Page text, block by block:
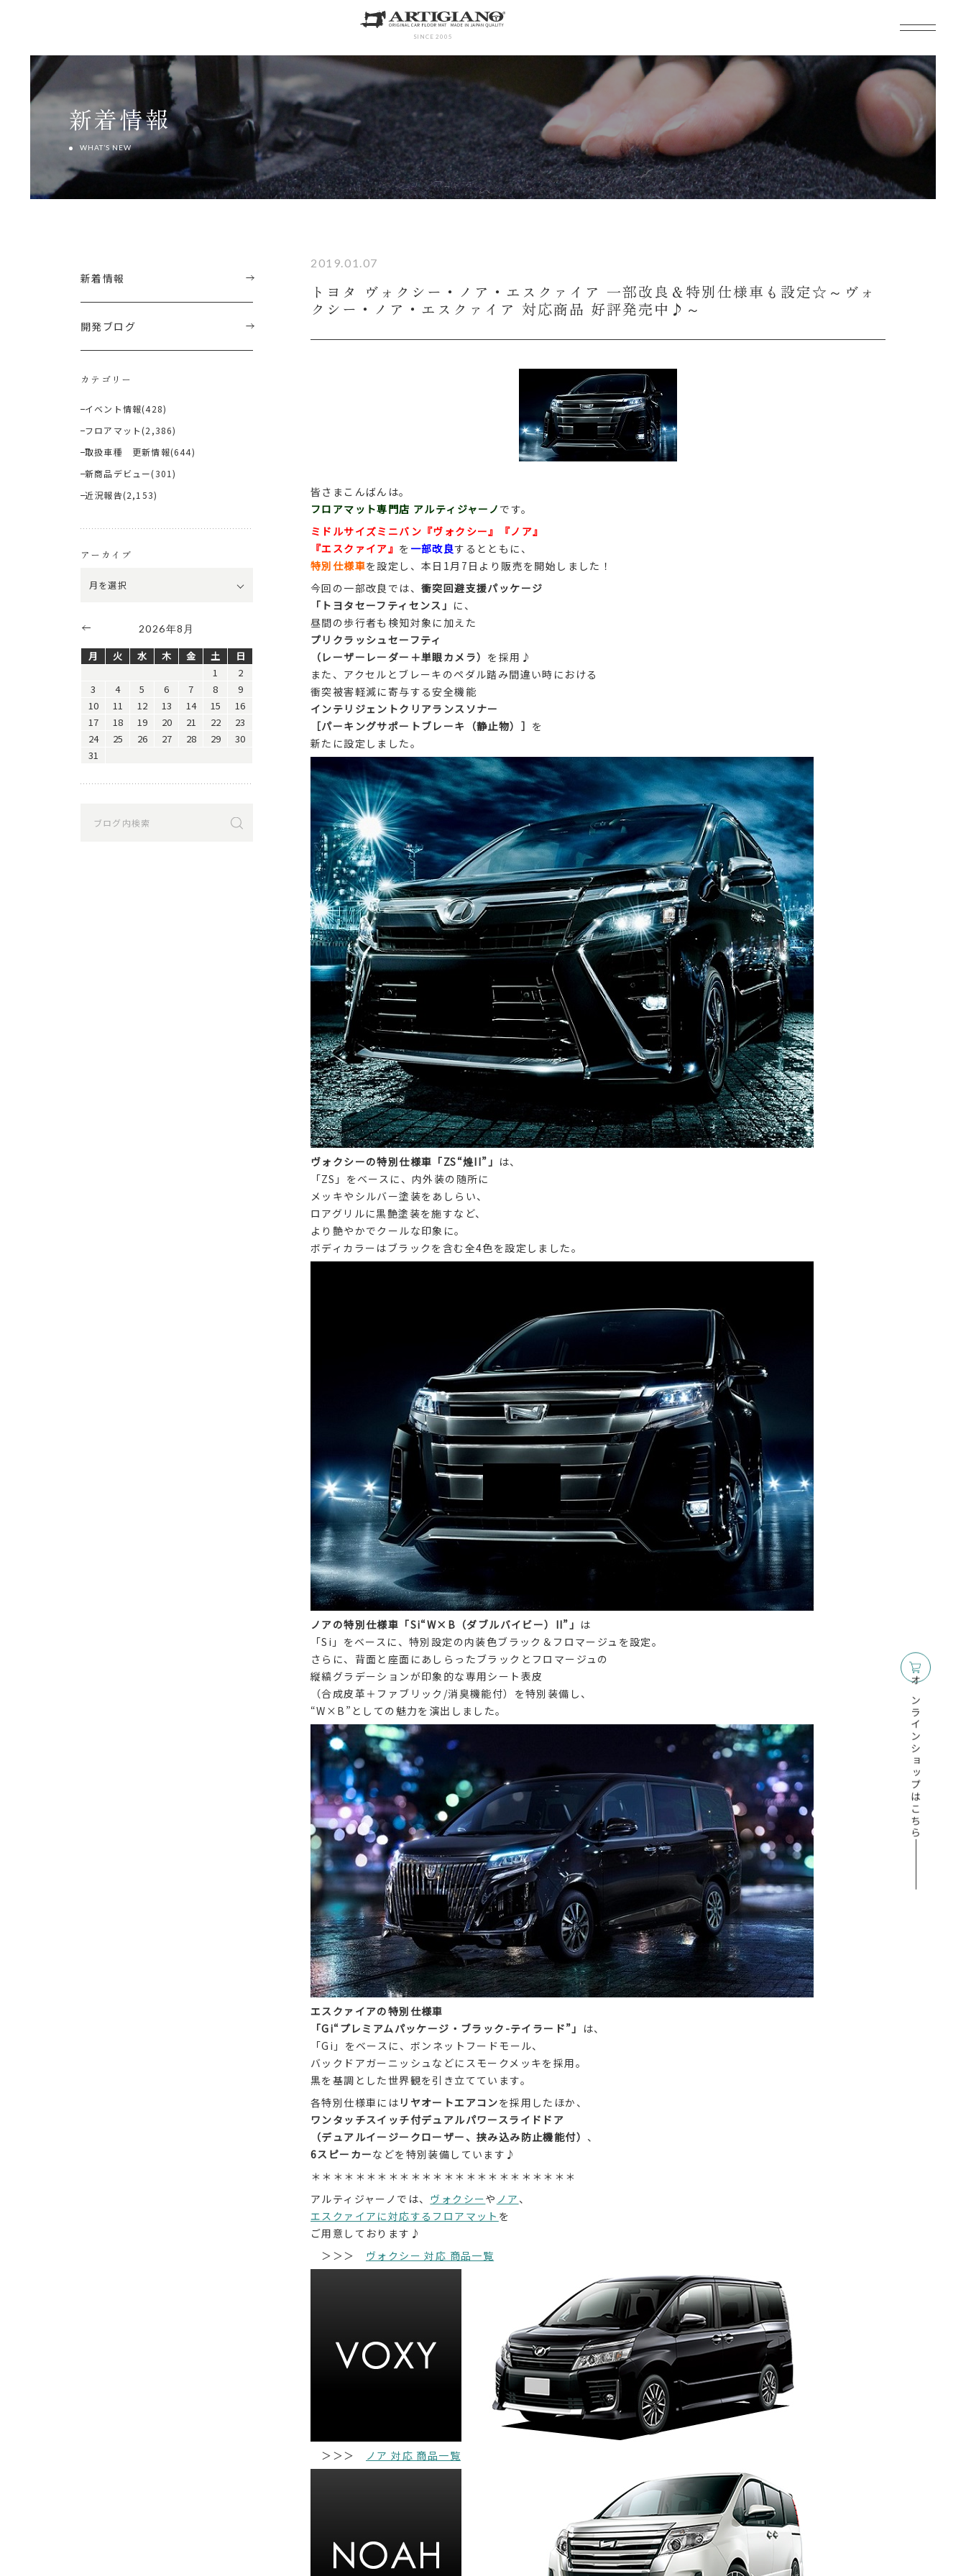
SINCE 2005
新着情報
WHAT’S NEW
2019.01.07
トヨタ ヴォクシー・ノア・エスクァイア 一部改良＆特別仕様車も設定☆～ヴォ
クシー・ノア・エスクァイア 対応商品 好評発売中♪～
皆さまこんばんは。
フロアマット専門店 アルティジャーノ です。
ミドルサイズミニバン『ヴォクシー』『ノア』
『エスクァイア』 を 一部改良するとともに、
特別仕様車を設定し、本日1月7日より販売を開始しました！
今回の一部改良では、 衝突回避支援パッケージ
「トヨタセーフティセンス」 に、
昼間の歩行者も検知対象に加えた
プリクラッシュセーフティ
（レーザーレーダー＋単眼カメラ） を採用♪
また、アクセルとブレーキのペダル踏み間違い時における
衝突被害軽減に寄与する安全機能
インテリジェントクリアランスソナー
［パーキングサポートブレーキ（静止物）］ を
新たに設定しました。
ヴォクシーの特別仕様車「ZS“煌II”」 は、
「ZS」をベースに、内外装の随所に
メッキやシルバー塗装をあしらい、
ロアグリルに黒艶塗装を施すなど、
より艶やかでクールな印象に。
ボディカラーはブラックを含む全4色を設定しました。
ノアの特別仕様車「Si“W×B（ダブルバイビー）II”」 は
「Si」をベースに、特別設定の内装色ブラック＆フロマージュを設定。
さらに、背面と座面にあしらったブラックとフロマージュの
縦縞グラデーションが印象的な専用シート表皮
（合成皮革＋ファブリック/消臭機能付）を特別装備し、
“W×B”としての魅力を演出しました。
エスクァイアの特別仕様車
「Gi“プレミアムパッケージ・ブラック-テイラード”」 は、
「Gi」をベースに、ボンネットフードモール、
バックドアガーニッシュなどにスモークメッキを採用。
黒を基調とした世界観を引き立てています。
各特別仕様車には リヤオートエアコンを採用したほか、
ワンタッチスイッチ付デュアルパワースライドドア
（デュアルイージークローザー、挟み込み防止機能付） 、
6スピーカーなどを特別装備しています♪
＊＊＊＊＊＊＊＊＊＊＊＊＊＊＊＊＊＊＊＊＊＊＊＊
アルティジャーノでは、 ヴォクシーや ノア 、
エスクァイアに対応するフロアマット を
ご用意しております♪
＞＞＞ ヴォクシー 対応 商品一覧
＞＞＞ ノア 対応 商品一覧
新着情報
開発ブログ
カテゴリー
イベント情報(428)
フロアマット (2,386)
取扱車種 更新情報(644)
新商品デビュー(301)
近況報告(2,153)
アーカイブ
2026年8月
月 火 水 木 金 土
日
1
2
3
4 5 6 7 8
9
10
11 12 13 14 15
16
17
18 19 20 21 22
23
24
25 26 27 28 29
30
31
オンラインショップはこちら